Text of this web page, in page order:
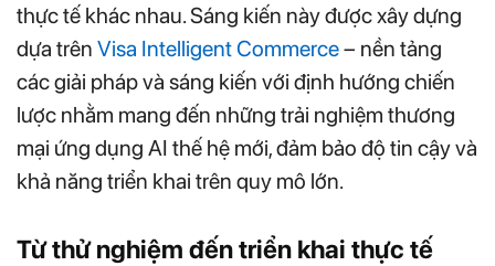
thực tế khác nhau. Sáng kiến này được xây dựng
dựa trên Visa Intelligent Commerce– nền tảng
các giải pháp và sáng kiến với định hướng chiến
lược nhằm mang đến những trải nghiệm thương
mại ứng dụng AI thế hệ mới, đảm bảo độ tin cậy và
khả năng triển khai trên quy mô lớn.
Từ thử nghiệm đến triển khai thực tế